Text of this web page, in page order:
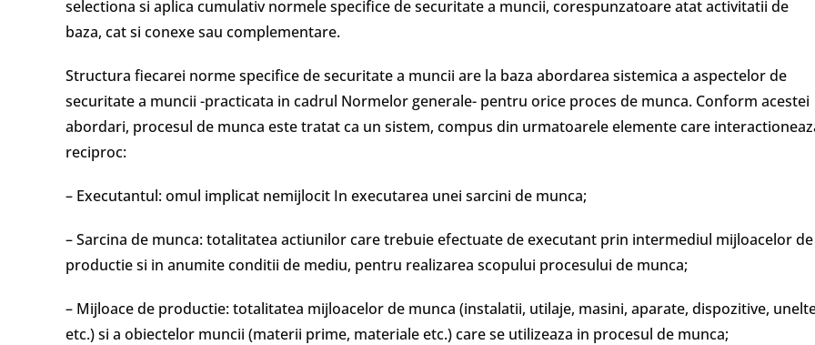
selectiona si aplica cumulativ normele specifice de securitate a muncii, corespunzatoare atat activitatii de
baza, cat si conexe sau complementare.
Structura fiecarei norme specifice de securitate a muncii are la baza abordarea sistemica a aspectelor de
securitate a muncii -practicata in cadrul Normelor generale- pentru orice proces de munca. Conform acestei
abordari, procesul de munca este tratat ca un sistem, compus din urmatoarele elemente care
reciproc:
– Executantul: omul implicat nemijlocit In executarea unei sarcini de munca;
– Sarcina de munca: totalitatea actiunilor care trebuie efectuate de executant prin intermediul mijloacelor de
productie si in anumite conditii de mediu, pentru realizarea scopului procesului de munca;
– Mijloace de productie: totalitatea mijloacelor de munca (instalatii, utilaje, masini, aparate, dispozitive,
etc.) si a obiectelor muncii (materii prime, materiale etc.) care se utilizeaza in procesul de munca;